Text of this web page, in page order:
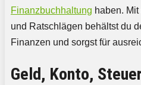
Finanzbuchhaltung haben.
und Ratschlägen behältst du
Finanzen und sorgst für
Geld, Konto,